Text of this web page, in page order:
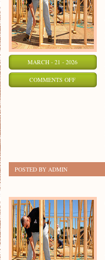
MARCH - 21 - 2026
COMMENTS OFFON
POSTED BY ADMIN